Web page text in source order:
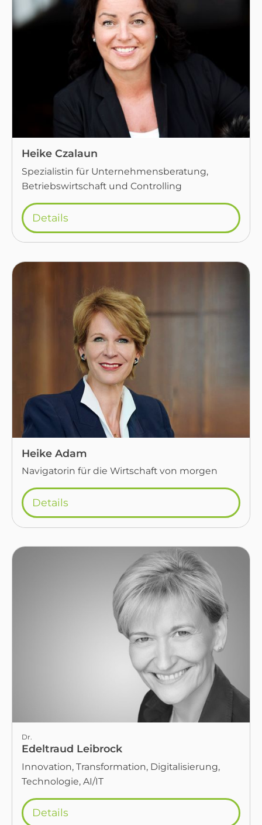
Heike Czalaun
Spezialistin für Unternehmensberatung,
Betriebswirtschaft und Controlling
Details
Heike Adam
Navigatorin für die Wirtschaft von morgen
Details
Dr.
Edeltraud Leibrock
Innovation, Transformation, Digitalisierung,
Technologie, AI/IT
Details